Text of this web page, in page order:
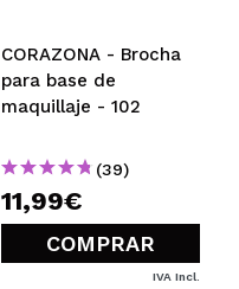
CORAZONA - Brocha
para base de
maquillaje - 102
(39)
11,99€
COMPRAR
IVA Incl.